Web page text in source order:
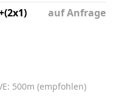
auf Anfrage
500m (empfohlen)